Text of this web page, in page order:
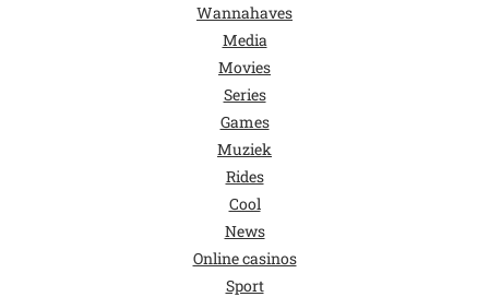
Wannahaves
Media
Movies
Series
Games
Muziek
Rides
Cool
News
Online casinos
Sport